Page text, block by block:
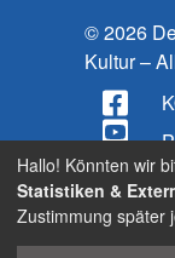
© 2026
Kultur –
Hallo! Könnten wir
Statistiken &
Zustimmung später